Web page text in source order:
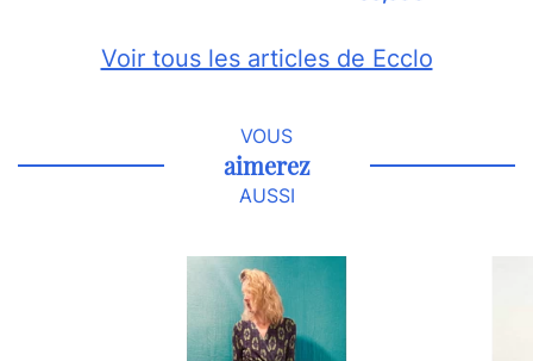
Voir tous les articles de Ecclo
VOUS
aimerez
AUSSI